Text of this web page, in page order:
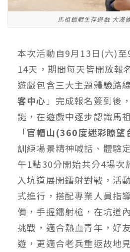
馬祖鐳戰生存遊戲 大漢
本次活動自9月13日(六)
14天，期間每天皆開放報
遊戲包含三大主題體驗路
客中心」完成報名簽到後
謎，在遊戲中逐步認識馬
「官帽山(360度迷彩瞭望
訓練場景精神喊話、體驗
午1點30分開始共分4場次
入坑道展開鐳射對戰，活
式進行，搭配專業人員指
備，手握鐳射槍，在坑道
挑戰，適合熱血青年，好
遊，更適合老兵重返故地